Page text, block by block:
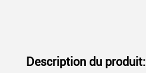
Description du produit: